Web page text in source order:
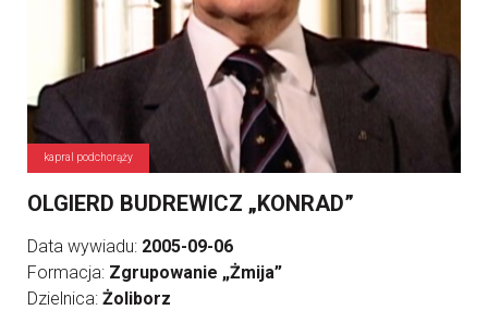
kapral podchorąży
OLGIERD BUDREWICZ „KONRAD”
Data wywiadu: 2005-09-06
Formacja: Zgrupowanie „Żmija”
Dzielnica: Żoliborz